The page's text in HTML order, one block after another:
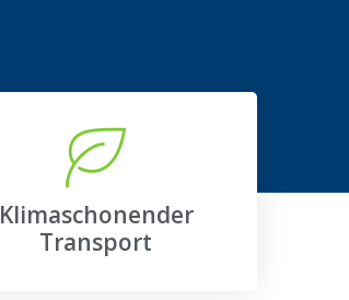
Klimaschonender
Transport